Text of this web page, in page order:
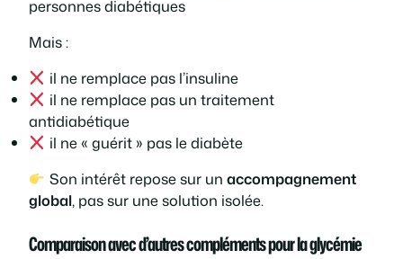
personnes diabétiques
Mais :
il ne remplace pas l’insuline
il ne remplace pas un traitement
antidiabétique
il ne « guérit » pas le diabète
Son intérêt repose sur un accompagnement
global, pas sur une solution isolée.
Comparaison avec d’autres compléments pour la glycémie